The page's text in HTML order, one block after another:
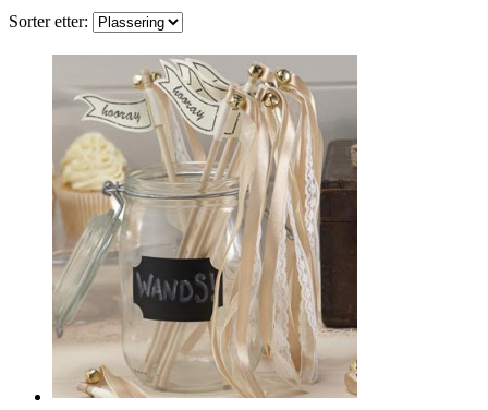
Sorter etter: